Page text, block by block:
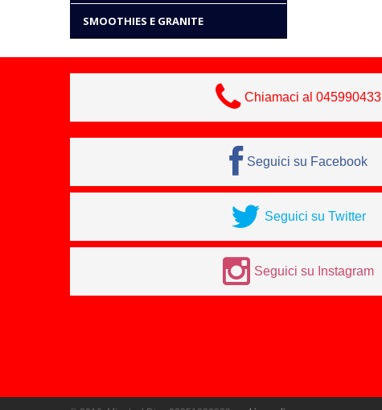
SMOOTHIES E GRANITE
Chiamaci al 045990433
Seguici su Facebook
Seguici su Twitter
Seguici su Instagram